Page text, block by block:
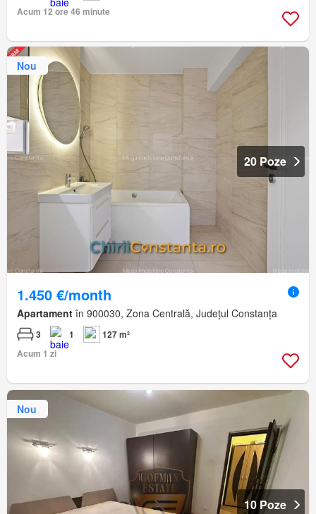
Acum 12 ore 46 minute
Nou
20 Poze
1.450 €/month
Apartament în 900030, Zona Centrală, Județul Constanța
3 1
127 m²
Acum 1 zi
Nou
10 Poze